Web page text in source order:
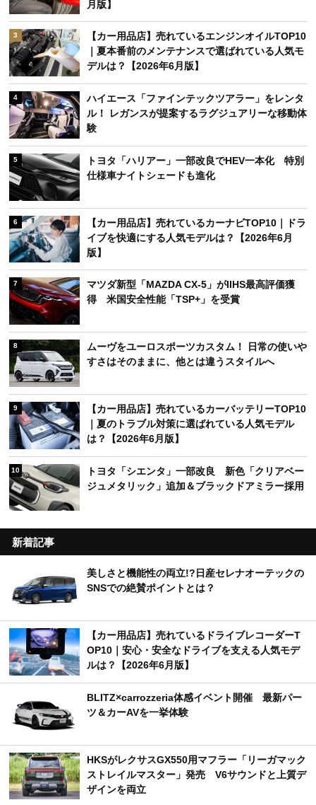
月版】
3
【カー用品店】売れているエンジンオイルTOP10
｜夏本番前のメンテナンスで選ばれている人気モ
デルは？【2026年6月版】
4
ハイエース「ファインテックツアラー」をレンタ
ル！ レガンスが提案するラグジュアリーな移動体
験
5
トヨタ「ハリアー」一部改良でHEV一本化 特別
仕様車ナイトシェードも進化
6
【カー用品店】売れているカーナビTOP10｜ドラ
イブを快適にする人気モデルは？【2026年6月
版】
7
マツダ新型「MAZDA CX-5」がIIHS最高評価獲
得 米国安全性能「TSP+」を受賞
8
ムーヴをユーロスポーツカスタム！ 日常の使いや
すさはそのままに、他とは違うスタイルへ
9
【カー用品店】売れているカーバッテリーTOP10
｜夏のトラブル対策に選ばれている人気モデル
は？【2026年6月版】
10
トヨタ「シエンタ」一部改良 新色「クリアベー
ジュメタリック」追加＆ブラックドアミラー採用
新着記事
美しさと機能性の両立!?日産セレナオーテックの
SNSでの絶賛ポイントとは？
【カー用品店】売れているドライブレコーダーT
OP10｜安心・安全なドライブを支える人気モデ
ルは？【2026年6月版】
BLITZ×carrozzeria体感イベント開催 最新パー
ツ＆カーAVを一挙体験
HKSがレクサスGX550用マフラー「リーガマック
ストレイルマスター」発売 V6サウンドと上質デ
ザインを両立